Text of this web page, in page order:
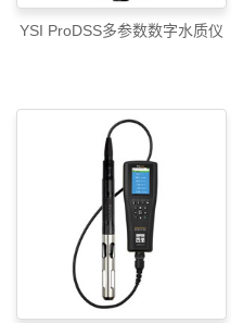
YSI ProDSS多参数数字水质仪